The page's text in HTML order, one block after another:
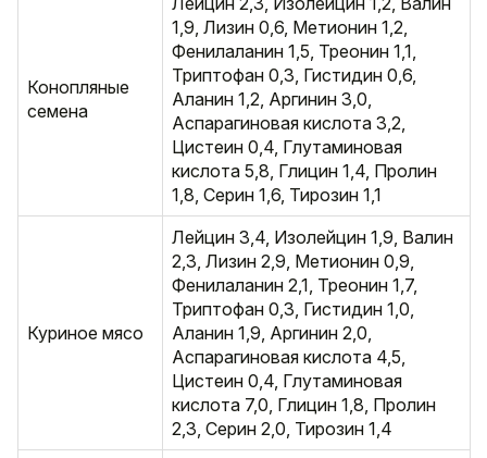
Конопляные
семена
1,9, Лизин 0,6, Метионин 1,2,
Фенилаланин 1,5, Треонин 1,1,
Триптофан 0,3, Гистидин 0,6,
Аланин 1,2, Аргинин 3,0,
Аспарагиновая кислота 3,2,
Цистеин 0,4, Глутаминовая
кислота 5,8, Глицин 1,4, Пролин
1,8, Серин 1,6, Тирозин 1,1
Куриное мясо
Лейцин 3,4, Изолейцин 1,9, Валин
2,3, Лизин 2,9, Метионин 0,9,
Фенилаланин 2,1, Треонин 1,7,
Триптофан 0,3, Гистидин 1,0,
Аланин 1,9, Аргинин 2,0,
Аспарагиновая кислота 4,5,
Цистеин 0,4, Глутаминовая
кислота 7,0, Глицин 1,8, Пролин
2,3, Серин 2,0, Тирозин 1,4